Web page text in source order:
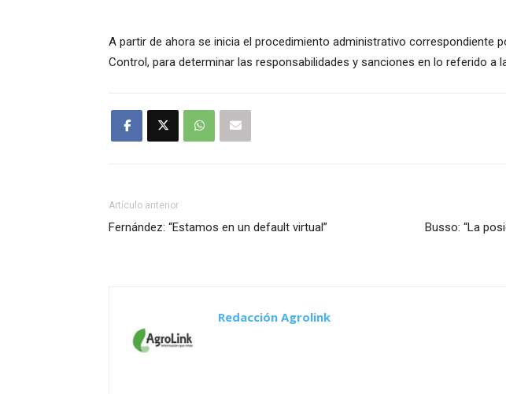
A partir de ahora se inicia el procedimiento administrativo correspondiente
Control, para determinar las responsabilidades y sanciones en lo referido a
Artículo anterior
Fernández: “Estamos en un default virtual”
Busso: “La
Redacción Agrolink